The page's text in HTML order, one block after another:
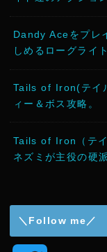
Dandy Aceをプレ
しめるローグライ
Tails of Iron(テイ
ィー＆ボス攻略。
Tails of Iron（テイ
ネズミが主役の硬
＼Follow me／